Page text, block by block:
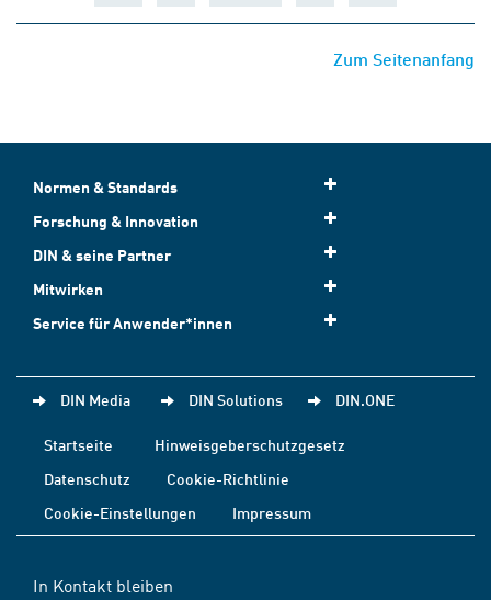
Zum Seitenanfang
Normen & Standards
Forschung & Innovation
DIN & seine Partner
Mitwirken
Service für Anwender*innen
DIN Media DIN Solutions DIN.ONE
Startseite
Hinweisgeberschutzgesetz
Datenschutz
Cookie-Richtlinie
Cookie-Einstellungen
Impressum
In Kontakt bleiben